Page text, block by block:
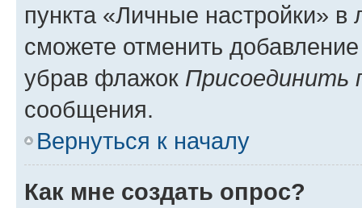
пункта «Личные настройки»
сможете отменить
убрав флажок Присоединить
сообщения.
Вернуться к началу
Как мне создать опрос?